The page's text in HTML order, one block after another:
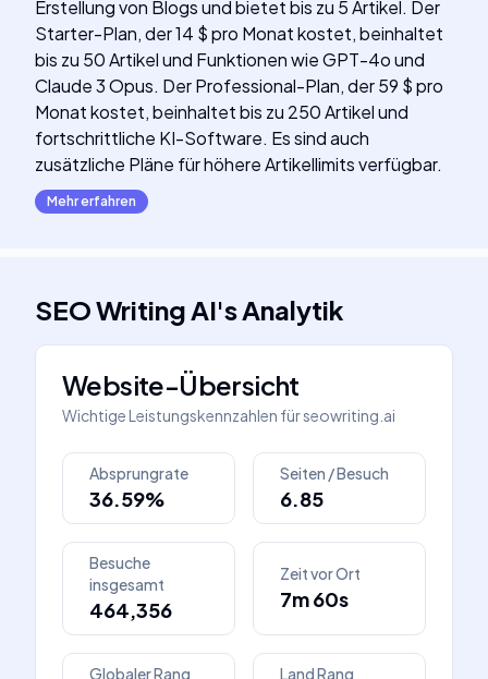
Erstellung von Blogs und bietet bis zu 5 Artikel. Der
Starter-Plan, der 14 $ pro Monat kostet, beinhaltet
bis zu 50 Artikel und Funktionen wie GPT-4o und
Claude 3 Opus. Der Professional-Plan, der 59 $ pro
Monat kostet, beinhaltet bis zu 250 Artikel und
fortschrittliche KI-Software. Es sind auch
zusätzliche Pläne für höhere Artikellimits verfügbar.
Mehr erfahren
SEO Writing AI'sAnalytik
Website-Übersicht
Wichtige Leistungskennzahlen fürseowriting.ai
Absprungrate
36.59%
Seiten / Besuch
6.85
Besuche
insgesamt
464,356
Zeit vor Ort
7m 60s
Globaler Rang Land Rang